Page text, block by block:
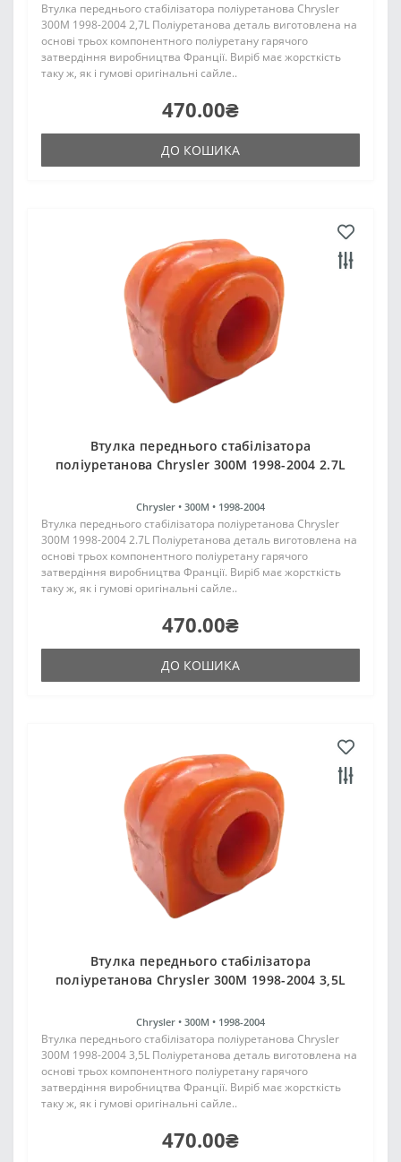
Втулка переднього стабілізатора поліуретанова Chrysler
300M 1998-2004 2,7L Поліуретанова деталь виготовлена на
основі трьох компонентного поліуретану гарячого
затвердіння виробництва Франції. Виріб має жорсткість
таку ж, як і гумові оригінальні сайле..
470.00₴
ДО КОШИКА
Втулка переднього стабілізатора
поліуретанова Chrysler 300M 1998-2004 2.7L
Chrysler • 300M • 1998-2004
Втулка переднього стабілізатора поліуретанова Chrysler
300M 1998-2004 2.7L Поліуретанова деталь виготовлена на
основі трьох компонентного поліуретану гарячого
затвердіння виробництва Франції. Виріб має жорсткість
таку ж, як і гумові оригінальні сайле..
470.00₴
ДО КОШИКА
Втулка переднього стабілізатора
поліуретанова Chrysler 300M 1998-2004 3,5L
Chrysler • 300M • 1998-2004
Втулка переднього стабілізатора поліуретанова Chrysler
300M 1998-2004 3,5L Поліуретанова деталь виготовлена на
основі трьох компонентного поліуретану гарячого
затвердіння виробництва Франції. Виріб має жорсткість
таку ж, як і гумові оригінальні сайле..
470.00₴